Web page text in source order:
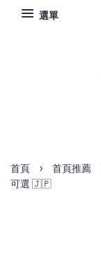
選單
首頁 › 首頁推薦
可選 🇯🇵